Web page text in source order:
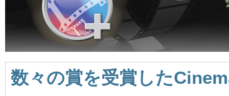
数々の賞を受賞した